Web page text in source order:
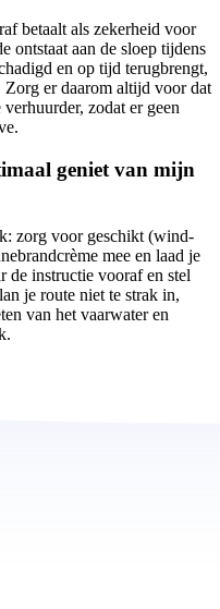
betaalt als zekerheid voor
ontstaat aan de sloep tijdens
en op tijd terugbrengt,
er daarom altijd voor dat
zodat er geen
geniet van mijn
zorg voor geschikt (wind-
mee en laad je
de instructie vooraf en stel
je route niet te strak in,
van het vaarwater en